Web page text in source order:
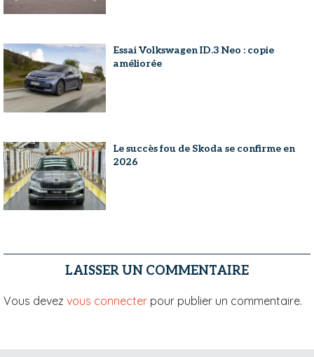
Essai Volkswagen ID.3 Neo : copie
améliorée
Le succès fou de Skoda se confirme en
2026
LAISSER UN COMMENTAIRE
Vous devez vous connecter pour publier un commentaire.